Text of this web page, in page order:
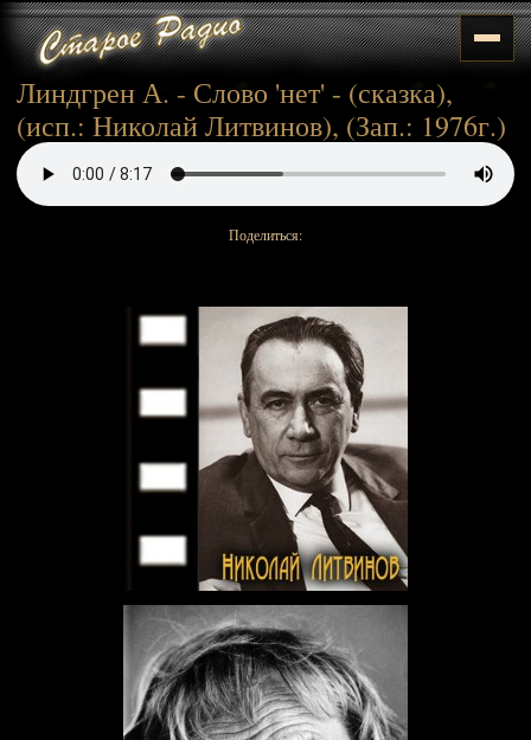
Линдгрен А. - Слово 'нет' - (сказка),
(исп.: Николай Литвинов), (Зап.: 1976г.)
Поделиться: